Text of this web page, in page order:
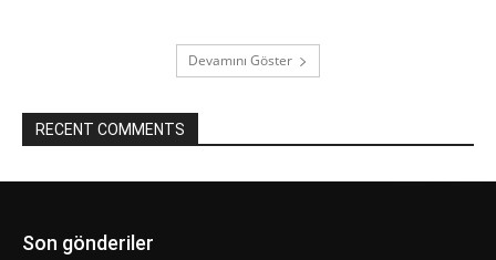
Devamını Göster
RECENT COMMENTS
Son gönderiler